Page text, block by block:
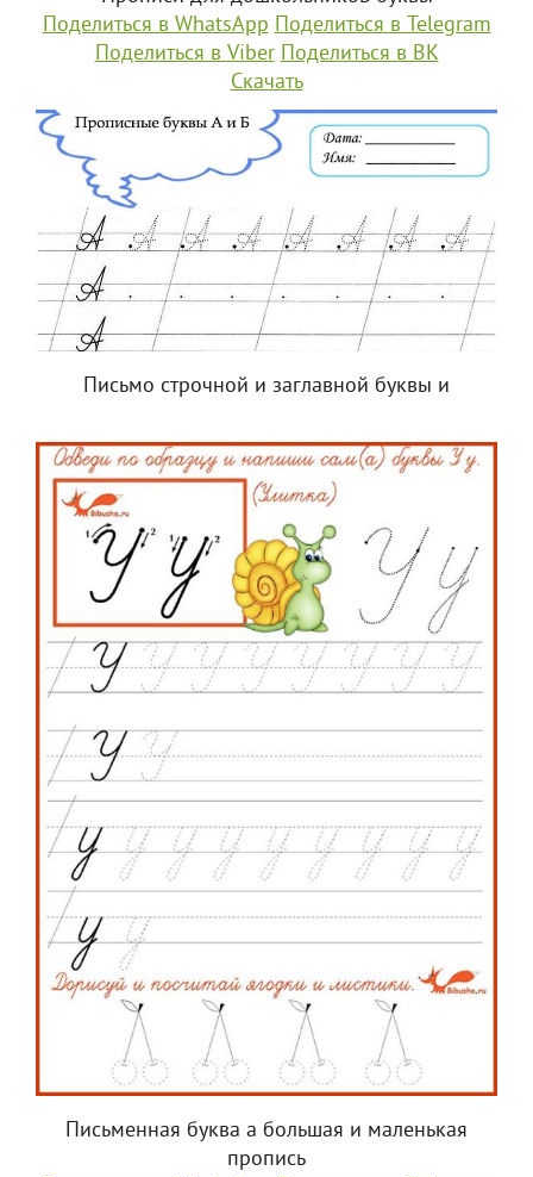
Поделиться в WhatsApp Поделиться в Telegram
Поделиться в Viber Поделиться в ВК
Скачать
Письмо строчной и заглавной буквы и
Письменная буква а большая и маленькая
пропись